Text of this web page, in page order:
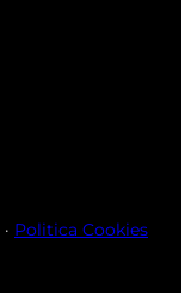
· Politica Cookies